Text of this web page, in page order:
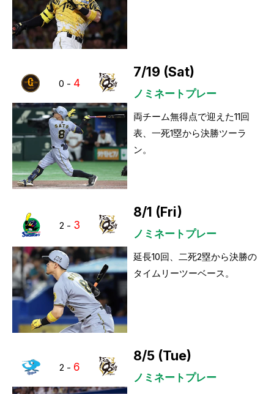
0 - 4
7/19 (Sat)
ノミネートプレー
両チーム無得点で迎えた11回
表、一死1塁から決勝ツーラ
ン。
2 - 3
8/1 (Fri)
ノミネートプレー
延長10回、二死2塁から決勝の
タイムリーツーベース。
2 - 6
8/5 (Tue)
ノミネートプレー